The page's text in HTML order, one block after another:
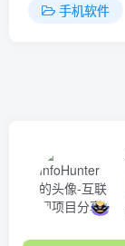
手机软件